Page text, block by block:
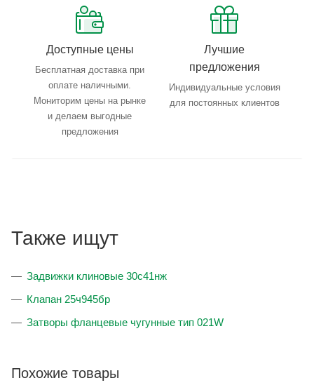
Доступные цены
Бесплатная доставка при
оплате наличными.
Мониторим цены на рынке
и делаем выгодные
предложения
Лучшие
предложения
Индивидуальные условия
для постоянных клиентов
Также ищут
Задвижки клиновые 30с41нж
Клапан 25ч945бр
Затворы фланцевые чугунные тип 021W
Похожие товары